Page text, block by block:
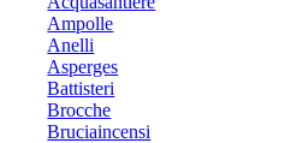
Ampolle
Anelli
Asperges
Battisteri
Brocche
Bruciaincensi